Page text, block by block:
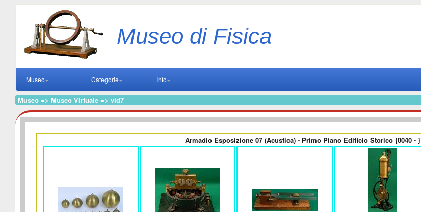
Museo di Fisica
Museo Categorie Info
Museo => Museo Virtuale => vid7
Armadio Esposizione 07 (Acustica) - Primo Piano Edificio Storico {0040 - }